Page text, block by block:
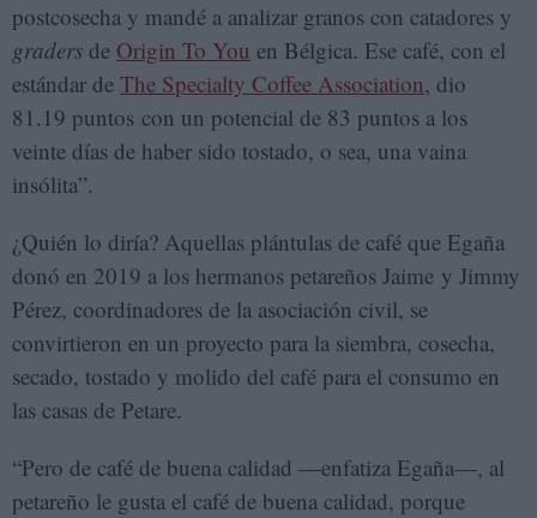
postcosecha y mandé a analizar granos con catadores y
graders de Origin To You en Bélgica. Ese café, con el
estándar de The Specialty Coffee Association, dio
81.19 puntos con un potencial de 83 puntos a los
veinte días de haber sido tostado, o sea, una vaina
insólita”.
¿Quién lo diría? Aquellas plántulas de café que Egaña
donó en 2019 a los hermanos petareños Jaime y Jimmy
Pérez, coordinadores de la asociación civil, se
convirtieron en un proyecto para la siembra, cosecha,
secado, tostado y molido del café para el consumo en
las casas de Petare.
“Pero de café de buena calidad —enfatiza Egaña—, al
petareño le gusta el café de buena calidad, porque